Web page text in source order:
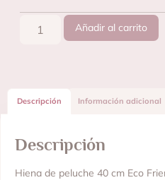
Añadir al carrito
Descripción Información adicional
Descripción
Hiena de peluche 40 cm Eco